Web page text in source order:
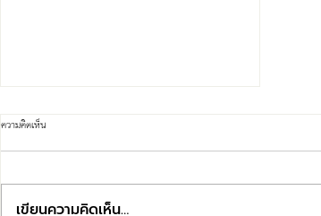
ความคิดเห็น
เขียนความคิดเห็น…